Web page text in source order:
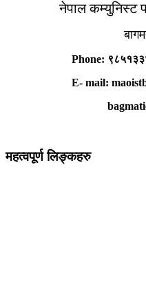
नेपाल कम्युनिस्ट
Phone:
E- mail:
महत्वपूर्ण लिङ्कहरु